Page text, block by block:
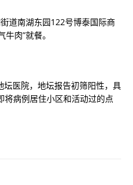
道南湖东园122号博泰国际商
肉”就餐。
医院，地坛报告初筛阳性，具
将病例居住小区和活动过的点